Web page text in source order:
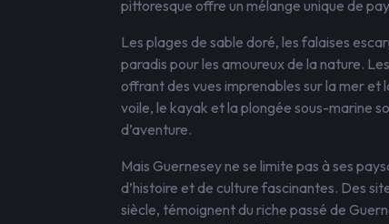
pittoresque offre un mélange unique de
Les plages de sable doré, les falaises
paradis pour les amoureux de la nature.
offrant des vues imprenables sur la mer
voile, le kayak et la plongée sous-marine
d’aventure.
Mais Guernesey ne se limite pas à ses
d’histoire et de culture fascinantes. Des
siècle, témoignent du riche passé de